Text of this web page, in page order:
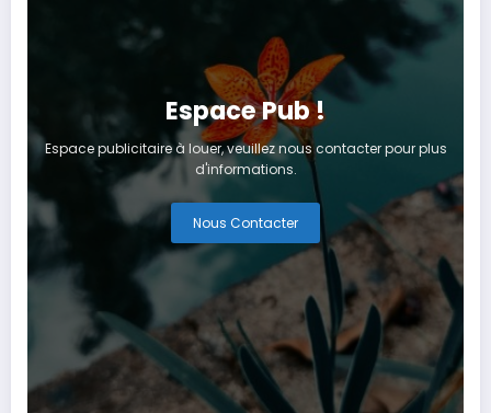
Espace Pub !
Espace publicitaire à louer, veuillez nous contacter pour plus
d'informations.
Nous Contacter